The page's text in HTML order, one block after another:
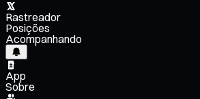
Rastreador
Posições
Acompanhando
App
Sobre